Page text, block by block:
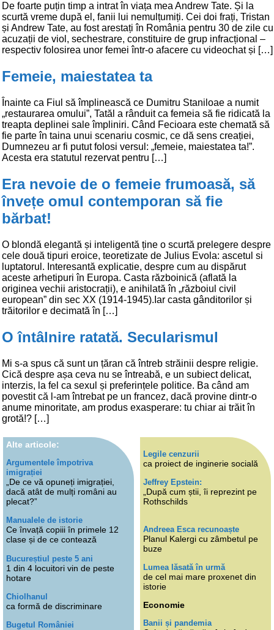
De foarte puțin timp a intrat în viața mea Andrew Tate. Și la
scurtă vreme după el, fanii lui nemulțumiți. Cei doi frați, Tristan
și Andrew Tate, au fost arestați în România pentru 30 de zile cu
acuzații de viol, sechestrare, constituire de grup infracțional –
respectiv folosirea unor femei într-o afacere cu videochat și […]
Femeie, maiestatea ta
Înainte ca Fiul să împlinească ce Dumitru Staniloae a numit
„restaurarea omului”, Tatăl a rânduit ca femeia să fie ridicată la
treapta deplinei sale împliniri. Când Fecioara este chemată să
fie parte în taina unui scenariu cosmic, ce dă sens creației,
Dumnezeu ar fi putut folosi versul: „femeie, maiestatea ta!”.
Acesta era statutul rezervat pentru […]
Era nevoie de o femeie frumoasă, să
învețe omul contemporan să fie
bărbat!
O blondă elegantă și inteligentă ține o scurtă prelegere despre
cele două tipuri eroice, teoretizate de Julius Evola: ascetul si
luptatorul. Interesantă explicatie, despre cum au dispărut
aceste arhetipuri în Europa. Casta războinică (aflată la
originea vechii aristocrații), e anihilată în „războiul civil
european” din sec XX (1914-1945).Iar casta gânditorilor și
trăitorilor e decimată în […]
O întâlnire ratată. Secularismul
Mi s-a spus că sunt un țăran că întreb străinii despre religie.
Cică despre așa ceva nu se întreabă, e un subiect delicat,
interzis, la fel ca sexul și preferințele politice. Ba când am
povestit că l-am întrebat pe un francez, dacă provine dintr-o
anume minoritate, am produs exasperare: tu chiar ai trăit în
grotă!? […]
Alte articole:
Argumentele împotriva
imigrației
„De ce vă opuneți imigrației,
dacă atât de mulți români au
plecat?”
Manualele de istorie
Ce învață copiii în primele 12
clase și de ce contează
Bucureștiul peste 5 ani
1 din 4 locuitori vin de peste
hotare
Chiolhanul
ca formă de discriminare
Bugetul României
Legile cenzurii
ca proiect de inginerie socială
Jeffrey Epstein:
„După cum știi, îi reprezint pe
Rothschilds
Andreea Esca recunoaște
Planul Kalergi cu zâmbetul pe
buze
Lumea lăsată în urmă
de cel mai mare proxenet din
istorie
Economie
Banii și pandemia